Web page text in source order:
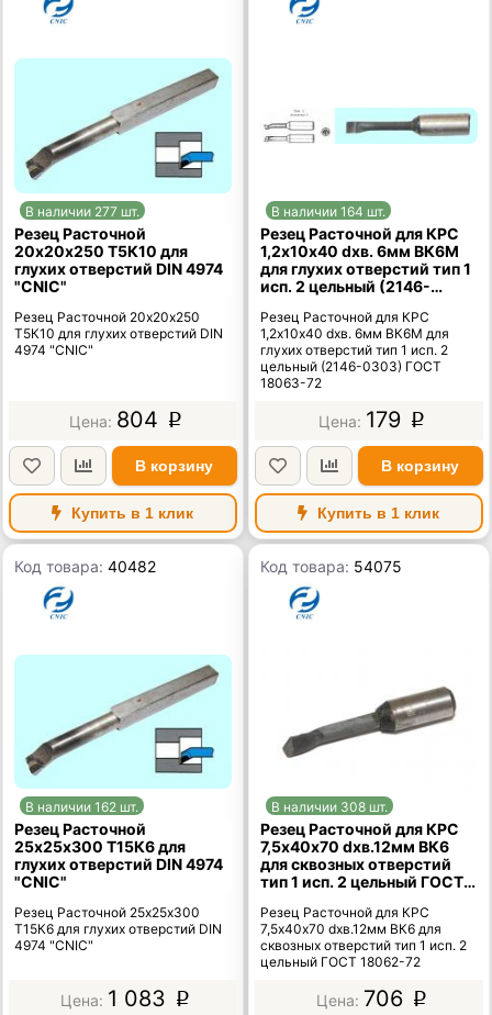
В наличии 277 шт.
Резец Расточной
20х20х250 Т5К10 для
глухих отверстий DIN 4974
"CNIC"
Резец Расточной 20х20х250
Т5К10 для глухих отверстий DIN
4974 "CNIC"
804 p
В корзину
Купить в 1 клик
В наличии 164 шт.
Резец Расточной для КРС
1,2х10х40 dхв. 6мм ВК6М
для глухих отверстий тип 1
исп. 2 цельный (2146-
Резец Расточной для КРС
1,2х10х40 dхв. 6мм ВК6М для
глухих отверстий тип 1 исп. 2
цельный (2146-0303) ГОСТ
18063-72
179 p
В корзину
Купить в 1 клик
Код товара:40482
В наличии 162 шт.
Резец Расточной
25х25х300 Т15К6 для
глухих отверстий DIN 4974
"CNIC"
Резец Расточной 25х25х300
Т15К6 для глухих отверстий DIN
4974 "CNIC"
1 083 p
Код товара: 54075
В наличии 308 шт.
Резец Расточной для КРС
7,5х40х70 dхв.12мм ВК6
для сквозных отверстий
тип 1 исп. 2 цельный ГОСТ
Резец Расточной для КРС
7,5х40х70 dхв.12мм ВК6 для
сквозных отверстий тип 1 исп. 2
цельный ГОСТ 18062-72
706 p